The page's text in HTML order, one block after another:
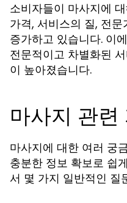
소비자들이 마사지에
가격, 서비스의 질, 전
증가하고 있습니다. 이
전문적이고 차별화된
이 높아졌습니다.
마사지 관
마사지에 대한 여러 궁
충분한 정보 확보로 쉽
서 몇 가지 일반적인 질